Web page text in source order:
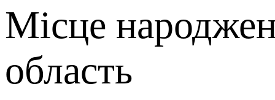
Місце
область